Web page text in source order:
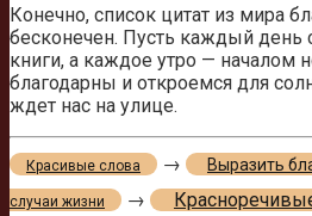
Конечно, список цитат из мира
бесконечен. Пусть каждый день
книги, а каждое утро — началом
благодарны и откроемся для
ждет нас на улице.
Красивые слова → Выразить
случаи жизни →